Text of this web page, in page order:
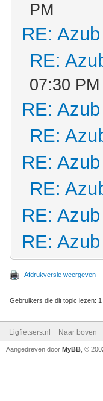
PM
RE:
RE:
07:30 PM
RE:
RE:
RE:
RE:
RE:
RE:
Afdrukversie weergeven
Gebruikers die dit topic lezen:
Ligfietsers.nl Naar boven
Aangedreven door MyBB , ©